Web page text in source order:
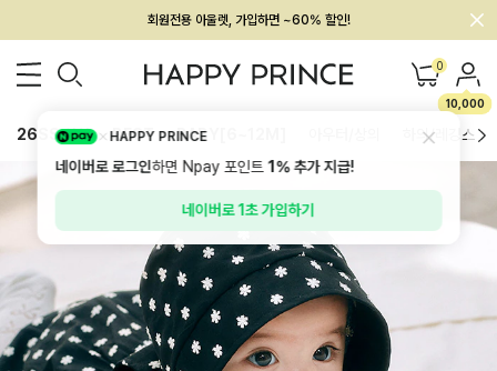
회원전용 아울렛, 가입하면 ~60% 할인!
멤버십 최대 28,000원 혜택 0
10,000
26SS 신상 BEST BABY[6~12M] 하의/레깅스
HAPPY PRINCE
네이버로 로그인하면 Npay 포인트1%추가 지급!
네이버로 1초 가입하기